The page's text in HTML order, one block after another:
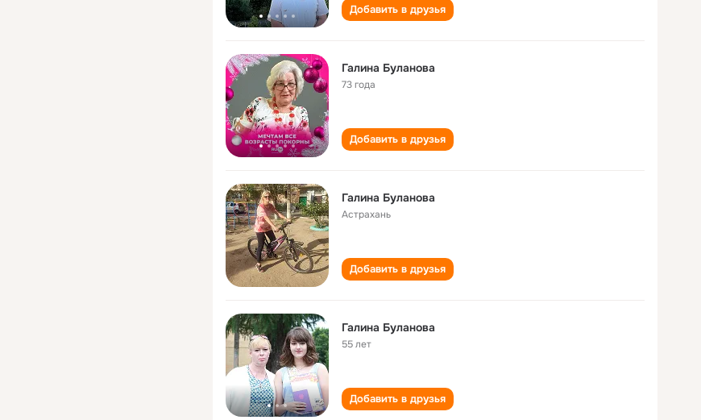
Добавить в друзья
Галина Буланова
73 года
Добавить в друзья
Галина Буланова
Астрахань
Добавить в друзья
Галина Буланова
55 лет
Добавить в друзья